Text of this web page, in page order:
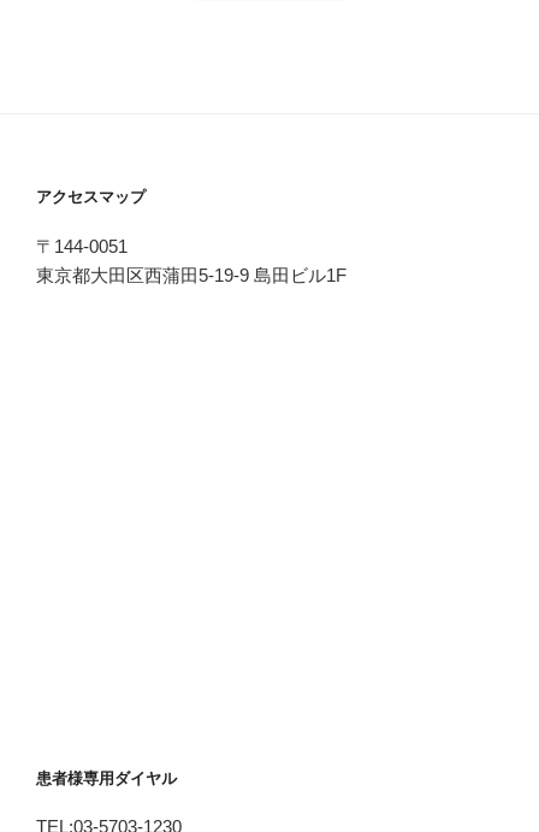
アクセスマップ
〒144-0051
東京都大田区西蒲田5-19-9 島田ビル1F
患者様専用ダイヤル
TEL:03-5703-1230